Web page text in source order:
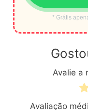
* Grátis
Avalie a
Avaliação